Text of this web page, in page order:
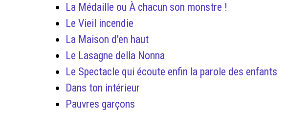
La Médaille ou À chacun son monstre !
Le Vieil incendie
La Maison d'en haut
Le Lasagne della Nonna
Le Spectacle qui écoute enfin la parole des enfants
Dans ton intérieur
Pauvres garçons